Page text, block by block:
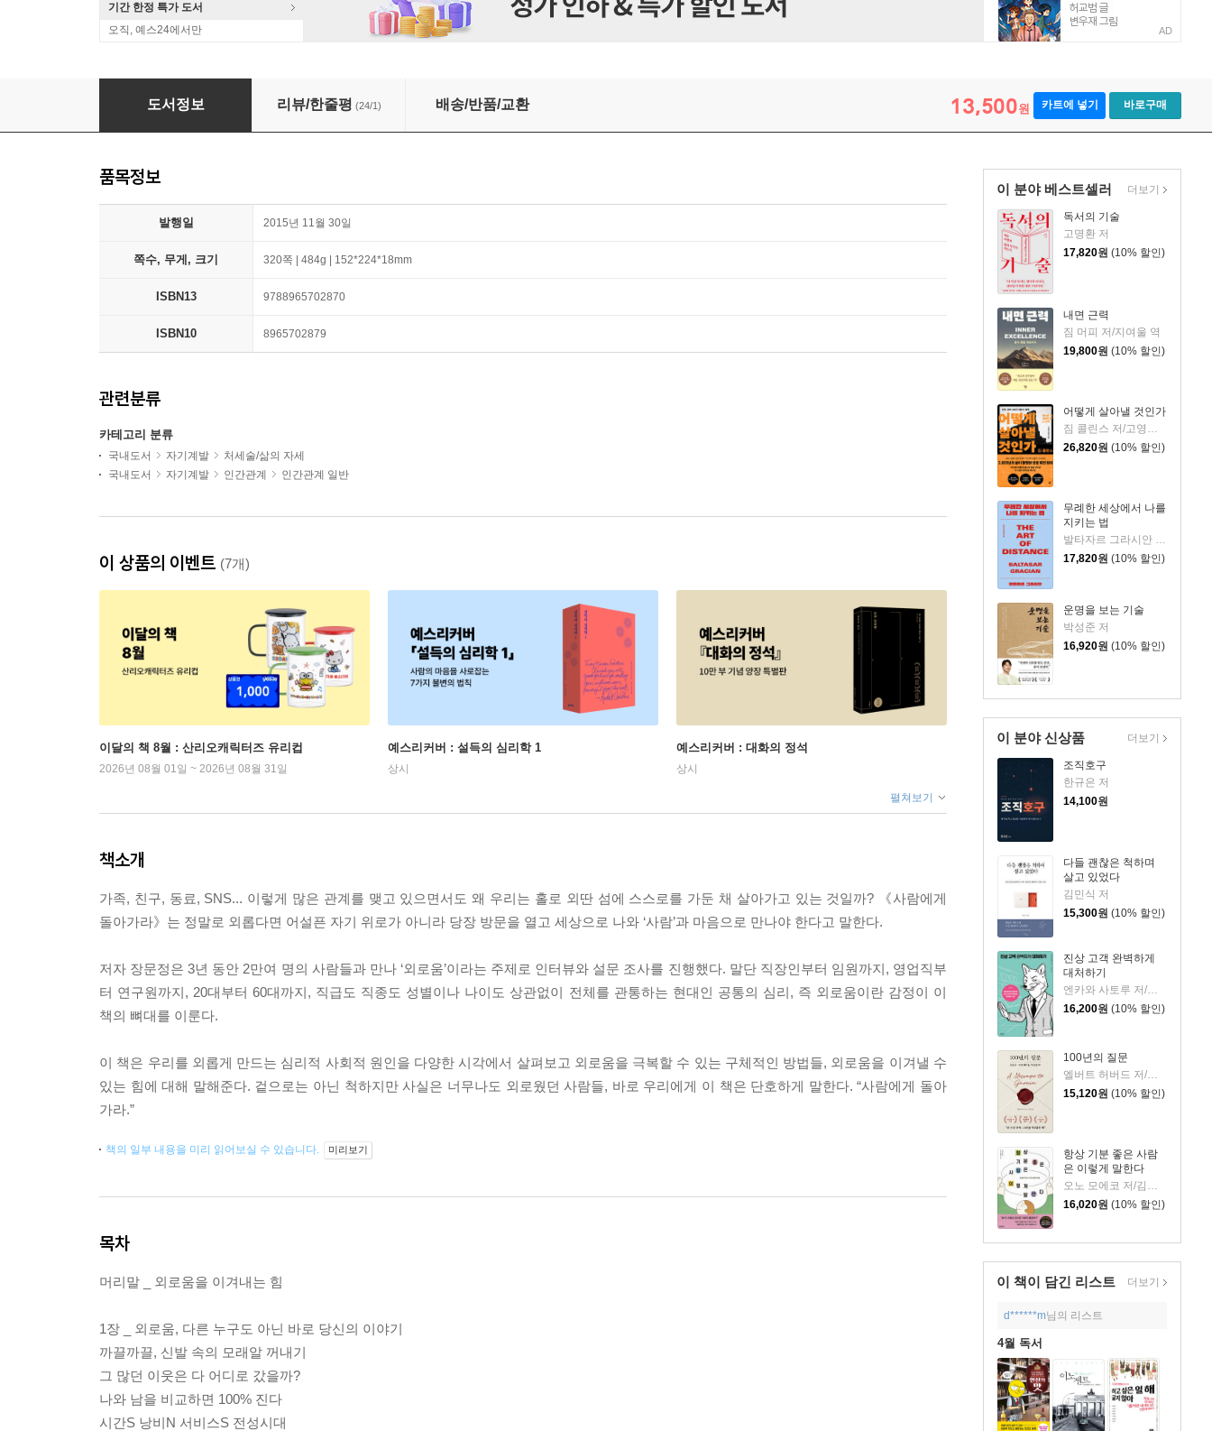
기간 한정 특가 도서
오직, 예스24에서만
AD
사람에게 돌아가라
도서정보 리뷰/한줄평 (24/1) 배송/반품/교환 13,500원 카트에 넣기 바로구매
이 분야 베스트셀러
독서의 기술
고명환 저
17,820원 (10% 할인)
내면 근력
짐 머피 저/지여울 역
19,800원 (10% 할인)
어떻게 살아낼 것인가
짐 콜린스 저/고영훈,윤영호 역
26,820원 (10% 할인)
무례한 세상에서 나를
지키는 법
17,820원 (10% 할인)
운명을 보는 기술
박성준 저
16,920원 (10% 할인)
더보기
이 분야 신상품
조직호구
한규은 저
14,100원
다들 괜찮은 척하며
살고 있었다
김민식 저
15,300원 (10% 할인)
진상 고객 완벽하게
대처하기
엔카와 사토루 저/이주 역
16,200원 (10% 할인)
100년의 질문
15,120원 (10% 할인)
항상 기분 좋은 사람
은 이렇게 말한다
오노 모에코 저/김시온 역
16,020원 (10% 할인)
더보기
이 책이 담긴 리스트 더보기
d******m님의 리스트
4월 독서
품목정보
발행일 2015년 11월 30일
쪽수, 무게, 크기 320쪽 | 484g | 152*224*18mm
ISBN13 9788965702870
ISBN10 8965702879
관련분류
카테고리 분류
국내도서 자기계발
처세술/삶의 자세
국내도서
자기계발 인간관계 인간관계 일반
이 상품의 이벤트 (7개)
이달의 책 8월 : 산리오캐릭터즈 유리컵
2026년 08월 01일 ~ 2026년 08월 31일
예스리커버 : 설득의 심리학 1
상시
예스리커버 : 대화의 정석
상시
펼쳐보기
책소개
가족, 친구, 동료, SNS... 이렇게 많은 관계를 맺고 있으면서도 왜 우리는 홀로 외딴 섬에 스스로를 가둔 채 살아가고 있는 것일까? 《사람에게
돌아가라》는 정말로 외롭다면 어설픈 자기 위로가 아니라 당장 방문을 열고 세상으로 나와 ‘사람’과 마음으로 만나야 한다고 말한다.
저자 장문정은 3년 동안 2만여 명의 사람들과 만나 ‘외로움’이라는 주제로 인터뷰와 설문 조사를 진행했다. 말단 직장인부터 임원까지, 영업직부
터 연구원까지, 20대부터 60대까지, 직급도 직종도 성별이나 나이도 상관없이 전체를 관통하는 현대인 공통의 심리, 즉 외로움이란 감정이 이
책의 뼈대를 이룬다.
이 책은 우리를 외롭게 만드는 심리적 사회적 원인을 다양한 시각에서 살펴보고 외로움을 극복할 수 있는 구체적인 방법들, 외로움을 이겨낼 수
있는 힘에 대해 말해준다. 겉으로는 아닌 척하지만 사실은 너무나도 외로웠던 사람들, 바로 우리에게 이 책은 단호하게 말한다. “사람에게 돌아
가라.”
책의 일부 내용을 미리 읽어보실 수 있습니다. 미리보기
목차
머리말 _ 외로움을 이겨내는 힘
1장 _ 외로움, 다른 누구도 아닌 바로 당신의 이야기
까끌까끌, 신발 속의 모래알 꺼내기
그 많던 이웃은 다 어디로 갔을까?
나와 남을 비교하면 100% 진다
시간S 낭비N 서비스S 전성시대